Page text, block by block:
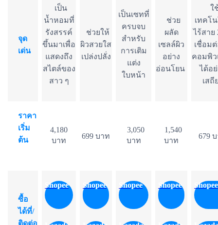
จุด
เด่น
เป็น
น้ำหอมที่
รังสรรค์
ขึ้นมาเพื่อ
แสดงถึง
สไตล์ของ
สาว ๆ
ช่วยให้
ผิวสวยใส
เปล่งปลั่ง
เป็นเซทที่
ครบจบ
สำหรับ
การเติม
แต่ง
ใบหน้า
ช่วย
ผลัด
เซลล์ผิว
อย่าง
อ่อนโยน
ใ
เทคโ
ไร้สาย
เชื่อม
คอมพิว
ได้อ
เสถี
ราคา
เริ่ม
ต้น
4,180
บาท
699 บาท
3,050
บาท
1,540
บาท
679
ซื้อ
ได้ที่/
ติดต่อ
Shopee Shopee Shopee Shopee Shopee